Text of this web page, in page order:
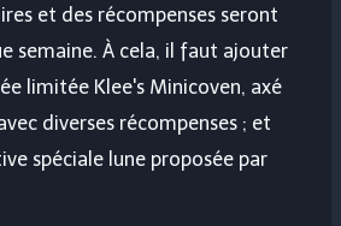
et des récompenses seront
semaine. À cela, il faut ajouter
limitée Klee's Minicoven, axé
diverses récompenses ; et
spéciale lune proposée par